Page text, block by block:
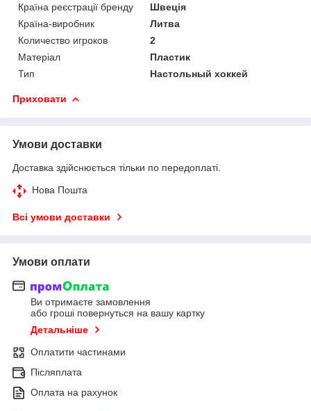
Країна реєстрації бренду
Швеція
Країна-виробник
Литва
Количество игроков
2
Матеріал
Пластик
Тип
Настольный хоккей
Приховати
Умови доставки
Доставка здійснюється тільки по передоплаті.
Нова Пошта
Всі умови доставки
Умови оплати
Ви отримаєте замовлення
або гроші повернуться на вашу картку
Детальніше
Оплатити частинами
Післяплата
Оплата на рахунок